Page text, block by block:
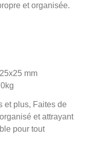
et organisée.
mm
et plus, Faites de
et attrayant
pour tout